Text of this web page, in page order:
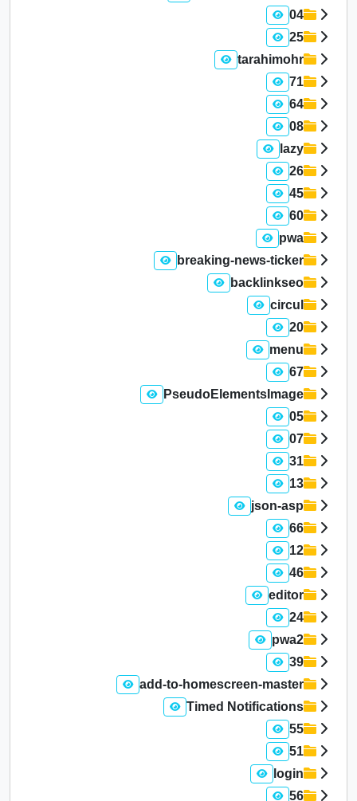
04
25
tarahimohr
71
64
08
lazy
26
45
60
pwa
breaking-news-ticker
backlinkseo
circul
20
menu
67
PseudoElementsImage
05
07
31
13
json-asp
66
12
46
editor
24
pwa2
39
add-to-homescreen-master
Timed Notifications
55
51
login
56